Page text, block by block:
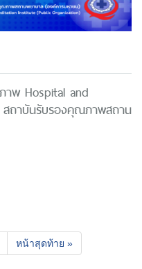
าพ Hospital and
สถาบันรับรองคุณภาพสถาน
หน้าสุดท้าย »